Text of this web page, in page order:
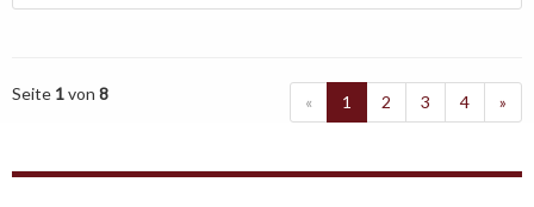
Seite 1von 8 « 1 2 3 4 »